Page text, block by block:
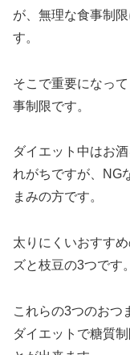
が、無理な食事制
す。
そこで重要になっ
事制限です。
ダイエット中はお
れがちですが、NG
まみの方です。
太りにくいおすす
ズと枝豆の3つです。
これらの3つのおつ
ダイエットで糖質